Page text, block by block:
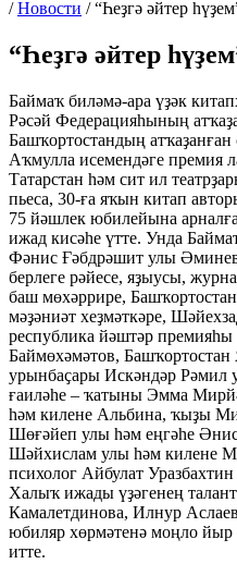
/Новости /“Һеҙгә әйтер
“Һеҙгә әйтер
Баймаҡ биләмә-ара үҙәк
Рәсәй Федерацияһының
Башҡортостандың
Аҡмулла исемендәге премия
Татарстан һәм сит ил
пьеса, 30-ға яҡын китап
75 йәшлек юбилейына
ижад кисәһе үтте. Унда
Фәнис Ғәбдрәшит улы
берлеге рәйесе, яҙыусы,
баш мөхәррире,
мәҙәниәт хеҙмәткәре,
республика йәштәр премияһы
Баймөхәмәтов, Башҡортостан
урынбаҫары Искәндәр Рәмил
ғаиләһе – ҡатыны Эмма
һәм килене Альбина, ҡыҙы
Шөғәйеп улы һәм еңгәһе
Шәйхислам улы һәм килене
психолог Айбулат
Халыҡ ижады үҙәгенең
Камалетдинова, Илнур
юбиляр хөрмәтенә моңло йыр
итте.